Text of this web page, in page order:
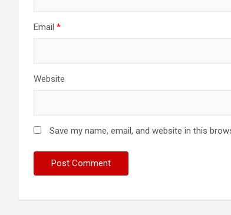
Email *
Website
Save my name, email, and website in this